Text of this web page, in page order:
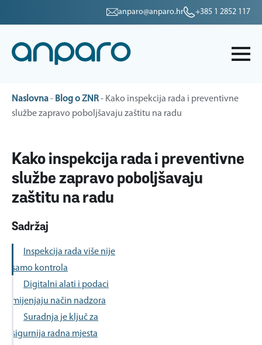
anparo@anparo.hr +385 1 2852 117
Naslovna- Blog o ZNR- Kako inspekcija rada i preventivne
službe zapravo poboljšavaju zaštitu na radu
Kako inspekcija rada i preventivne
službe zapravo poboljšavaju
zaštitu na radu
Sadržaj
Inspekcija rada više nije
samo kontrola
Digitalni alati i podaci
mijenjaju način nadzora
Suradnja je ključ za
sigurnija radna mjesta